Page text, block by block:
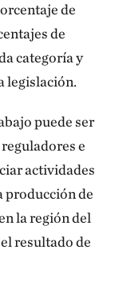
de
de
categoría y
legislación.
puede ser
e
actividades
producción de
la región del
resultado de